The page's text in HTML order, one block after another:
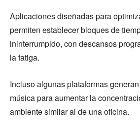
Aplicaciones diseñadas para
permiten establecer bloques de
ininterrumpido, con descansos
la fatiga.
Incluso algunas plataformas
música para aumentar la
ambiente similar al de una oficina.